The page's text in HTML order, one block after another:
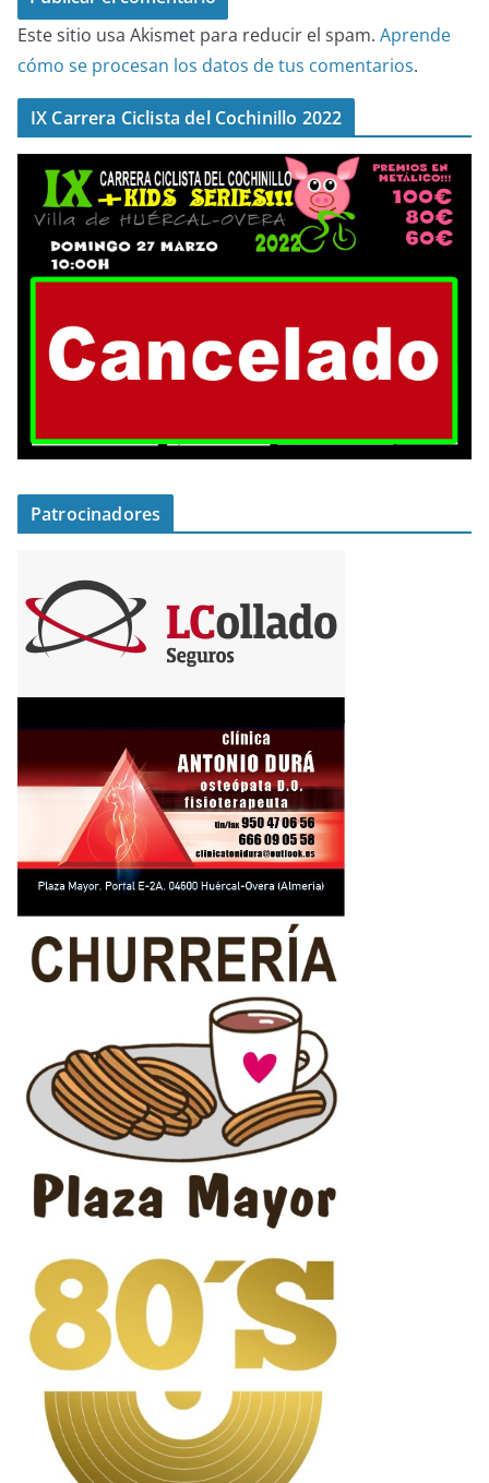
Este sitio usa Akismet para reducir el spam. Aprende
cómo se procesan los datos de tus comentarios.
IX Carrera Ciclista del Cochinillo 2022
Patrocinadores